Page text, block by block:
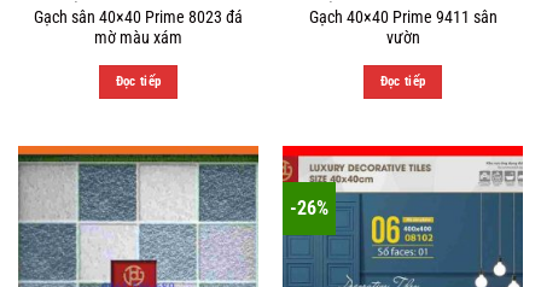
Gạch sân 40×40 Prime 8023 đá
mờ màu xám
Đọc tiếp
Gạch 40×40 Prime 9411 sân
vườn
Đọc tiếp
-26%